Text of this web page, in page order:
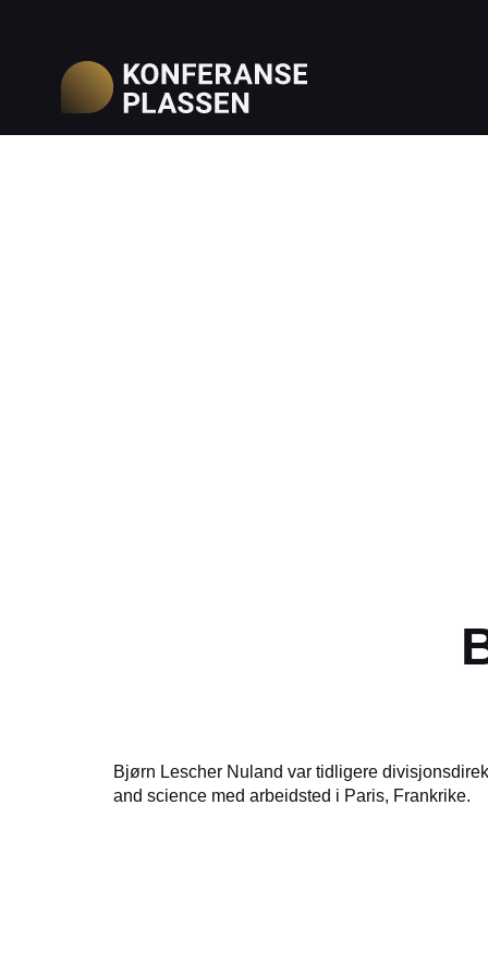
Bjørn Lescher Nuland var tidligere
and science med arbeidsted i Paris, Frankrike.